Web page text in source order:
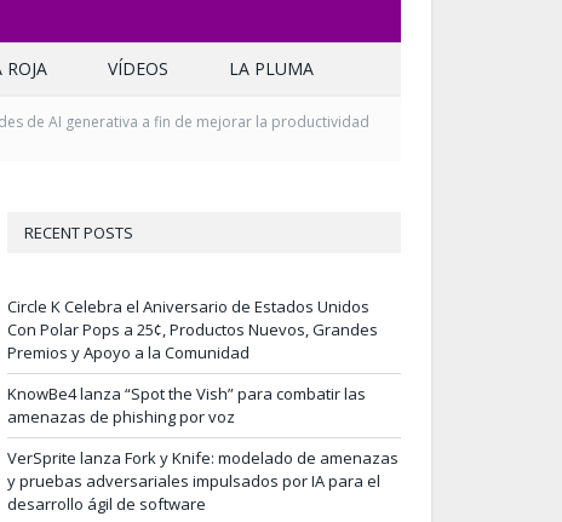
VÍDEOS LA PLUMA
de AI generativa a fin de mejorar la productividad
RECENT POSTS
Circle K Celebra el Aniversario de Estados Unidos
Con Polar Pops a 25¢, Productos Nuevos, Grandes
Premios y Apoyo a la Comunidad
KnowBe4 lanza “Spot the Vish” para combatir las
amenazas de phishing por voz
VerSprite lanza Fork y Knife: modelado de amenazas
y pruebas adversariales impulsados por IA para el
desarrollo ágil de software